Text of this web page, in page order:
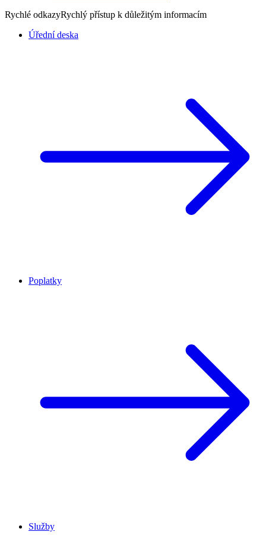
Rychlé odkazyRychlý přístup k důležitým informacím
Úřední deska
Poplatky
Služby